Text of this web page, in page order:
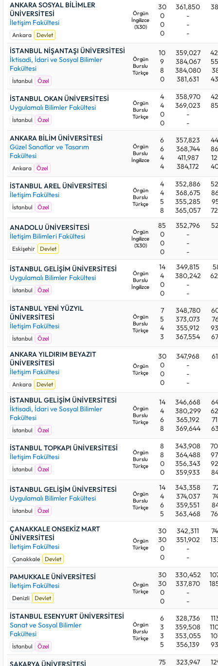
ANKARA SOSYAL BİLİMLER
ÜNİVERSİTESİ
İletişim Fakültesi
Ankara Devlet
Örgün
İngilizce
(%30)
30
0
0
0
361,850
-
-
-
İSTANBUL NİŞANTAŞI ÜNİVERSİTESİ
İktisadi, İdari ve Sosyal Bilimler
Fakültesi
İstanbul Özel
Örgün
Burslu
Türkçe
10
9
8
0
359,027
384,067
384,080
381,631
İSTANBUL OKAN ÜNİVERSİTESİ
Uygulamalı Bilimler Fakültesi
İstanbul Özel
Örgün
Burslu
Türkçe
4
4
0
0
358,970
369,023
-
-
ANKARA BİLİM ÜNİVERSİTESİ
Güzel Sanatlar ve Tasarım
Fakültesi
Ankara Özel
Örgün
Burslu
İngilizce
6
6
4
4
357,823
368,744
411,987
384,172
İSTANBUL AREL ÜNİVERSİTESİ
İletişim Fakültesi
İstanbul Özel
Örgün
Burslu
Türkçe
4
4
5
8
352,886
368,675
355,285
365,057
ANADOLU ÜNİVERSİTESİ
İletişim Bilimleri Fakültesi
Eskişehir Devlet
Örgün
İngilizce
(%30)
85
0
0
0
352,796
-
-
-
İSTANBUL GELİŞİM ÜNİVERSİTESİ
Uygulamalı Bilimler Fakültesi
İstanbul Özel
Örgün
Burslu
İngilizce
14
4
0
0
349,815
380,242
-
-
İSTANBUL YENİ YÜZYIL
ÜNİVERSİTESİ
İletişim Fakültesi
İstanbul Özel
Örgün
Burslu
Türkçe
7
5
4
3
348,780
373,073
355,912
367,554
ANKARA YILDIRIM BEYAZIT
ÜNİVERSİTESİ
İletişim Fakültesi
Ankara Devlet
Örgün
Türkçe
30
0
0
0
347,968
-
-
-
İSTANBUL GELİŞİM ÜNİVERSİTESİ
İktisadi, İdari ve Sosyal Bilimler
Fakültesi
İstanbul Özel
Örgün
Burslu
Türkçe
14
4
6
8
346,668
380,299
365,192
369,644
İSTANBUL TOPKAPI ÜNİVERSİTESİ
İletişim Fakültesi
İstanbul Özel
Örgün
Burslu
Türkçe
8
8
0
0
343,908
364,488
356,343
359,933
İSTANBUL GELİŞİM ÜNİVERSİTESİ
Uygulamalı Bilimler Fakültesi
İstanbul Özel
Örgün
Burslu
Türkçe
14
4
6
5
343,358
374,037
359,551
363,468
ÇANAKKALE ONSEKİZ MART
ÜNİVERSİTESİ
İletişim Fakültesi
Çanakkale Devlet
Örgün
Türkçe
30
30
0
0
342,311
351,902
-
-
PAMUKKALE ÜNİVERSİTESİ
İletişim Fakültesi
Denizli Devlet
Örgün
Türkçe
30
30
0
0
330,452
337,870
-
-
İSTANBUL ESENYURT ÜNİVERSİTESİ
Sanat ve Sosyal Bilimler
Fakültesi
İstanbul Özel
Örgün
Burslu
Türkçe
6
3
3
5
328,736
359,508
353,055
356,139
SAKARYA ÜNİVERSİTESİ 75 323,947